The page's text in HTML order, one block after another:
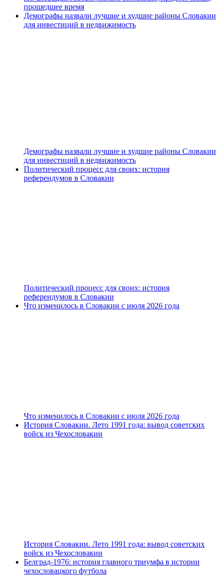
прошедшее время
Демографы назвали лучшие и худшие районы Словакии
для инвестиций в недвижимость
Демографы назвали лучшие и худшие районы Словакии
для инвестиций в недвижимость
Политический процесс для своих: история
референдумов в Словакии
Политический процесс для своих: история
референдумов в Словакии
Что изменилось в Словакии с июля 2026 года
Что изменилось в Словакии с июля 2026 года
История Словакии. Лето 1991 года: вывод советских
войск из Чехословакии
История Словакии. Лето 1991 года: вывод советских
войск из Чехословакии
Белград-1976: история главного триумфа в истории
чехословацкого футбола